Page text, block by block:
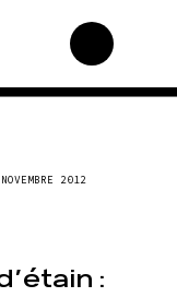
rendez-vous au
: une tendance
2012
: